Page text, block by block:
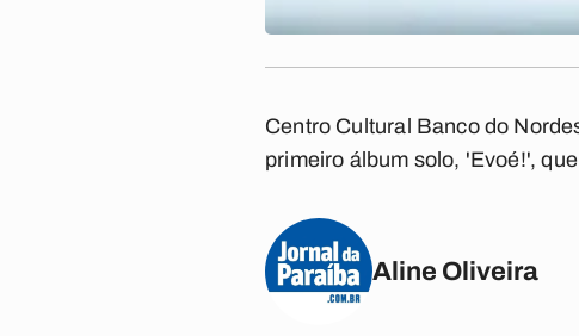
Centro Cultural Banco do
primeiro álbum solo, 'Evoé!',
Aline Oliveira